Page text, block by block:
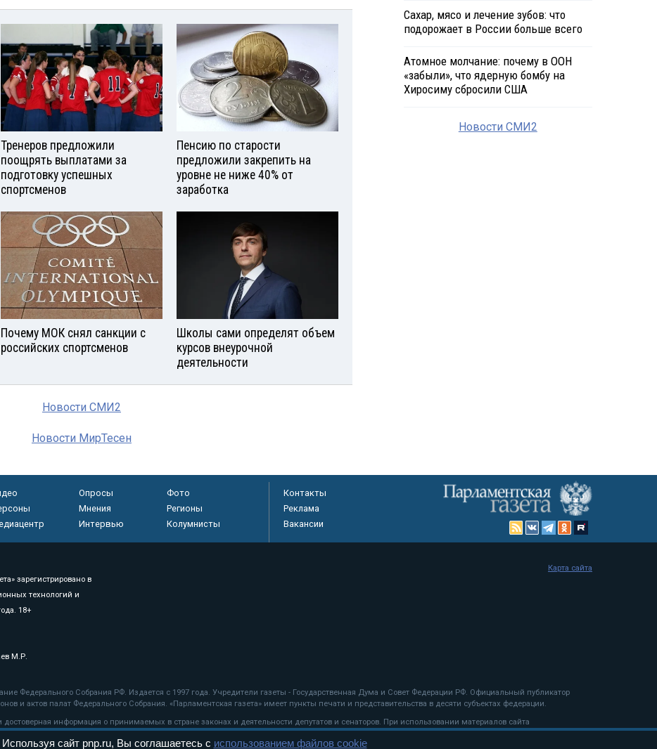
Тренеров предложили
поощрять выплатами за
подготовку успешных
спортсменов
Пенсию по старости
предложили закрепить на
уровне не ниже 40% от
заработка
Почему МОК снял санкции с
российских спортсменов
Школы сами определят объем
курсов внеурочной
деятельности
Новости СМИ2
Новости МирТесен
Сахар, мясо и лечение зубов: что
подорожает в России больше всего
Атомное молчание: почему в ООН
«забыли», что ядерную бомбу на
Хиросиму сбросили США
Новости СМИ2
Опросы
Фото
Мнения
Регионы
Интервью Колумнисты
Контакты
Реклама
Вакансии
зарегистрировано в
технологий и
18+
М.Р.
Федерального Собрания РФ. Издается с 1997 года. Учредители газеты - Государственная Дума и Совет Федерации РФ. Официальный публикатор
и актов палат Федерального Собрания. «Парламентская газета» имеет пункты печати и представительства в десяти субъектах федерации.
информация о принимаемых в стране законах и деятельности депутатов и сенаторов. При использовании материалов сайта
Карта сайта
Используя сайт pnp.ru, Вы соглашаетесь с использованием файлов cookie